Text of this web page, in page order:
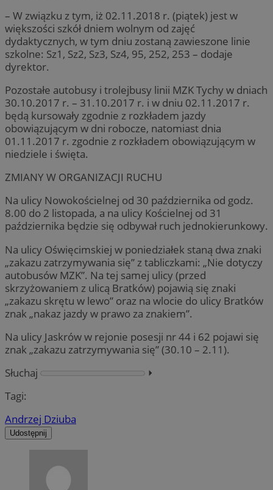
– W związku z tym, iż 02.11.2018 r. (piątek) jest w
większości szkół dniem wolnym od zajęć
dydaktycznych, w tym dniu zostaną zawieszone linie
szkolne: Sz1, Sz2, Sz3, Sz4, 95, 252, 253 – dodaje
dyrektor.
Pozostałe autobusy i trolejbusy linii MZK Tychy w dniach
30.10.2017 r. – 31.10.2017 r. i w dniu 02.11.2017 r.
będą kursowały zgodnie z rozkładem jazdy
obowiązującym w dni robocze, natomiast dnia
01.11.2017 r. zgodnie z rozkładem obowiązującym w
niedziele i święta.
ZMIANY W ORGANIZACJI RUCHU
Na ulicy Nowokościelnej od 30 października od godz.
8.00 do 2 listopada, a na ulicy Kościelnej od 31
października będzie się odbywał ruch jednokierunkowy.
Na ulicy Oświęcimskiej w poniedziałek staną dwa znaki
„zakazu zatrzymywania się” z tabliczkami: „Nie dotyczy
autobusów MZK”. Na tej samej ulicy (przed
skrzyżowaniem z ulicą Bratków) pojawią się znaki
„zakazu skrętu w lewo” oraz na wlocie do ulicy Bratków
znak „nakaz jazdy w prawo za znakiem”.
Na ulicy Jaskrów w rejonie posesji nr 44 i 62 pojawi się
znak „zakazu zatrzymywania się” (30.10 – 2.11).
Słuchaj
⏵︎
Tagi:
Andrzej Dziuba
Udostępnij